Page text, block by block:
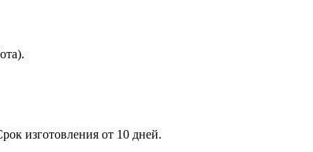
изготовления от 10 дней.